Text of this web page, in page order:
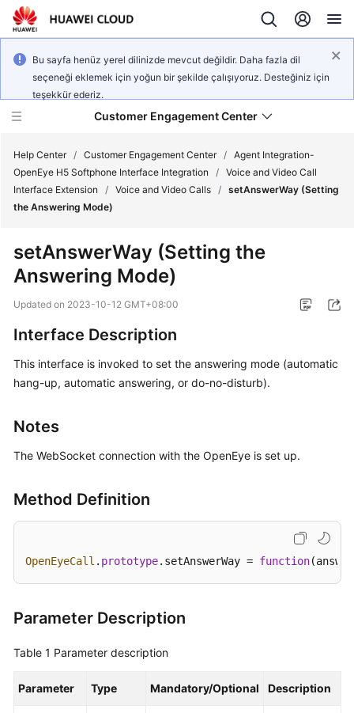
Bu sayfa henüz yerel dilinizde mevcut değildir. Daha fazla dil
seçeneği eklemek için yoğun bir şekilde çalışıyoruz. Desteğiniz için
teşekkür ederiz.
Customer Engagement Center
Service
Getting
Started
User
Guide
Price
Details
Developer
Guide
Reference
Responsibilities
Help Center / Customer Engagement Center / Agent Integration-
OpenEye H5 Softphone Interface Integration
/ Voice and Video Call
Interface Extension
/ Voice and Video Calls / setAnswerWay (Setting
the Answering Mode)
setAnswerWay (Setting the
Answering Mode)
Updated on 2023-10-12 GMT+08:00
Interface Description
This interface is invoked to set the answering mode (automatic
hang-up, automatic answering, or do-no-disturb).
Notes
The WebSocket connection with the OpenEye is set up.
Method Definition
OpenEyeCall . prototype. setAnswerWay = function(
Parameter Description
Table 1 Parameter description
Parameter Type Mandatory/Optional Description